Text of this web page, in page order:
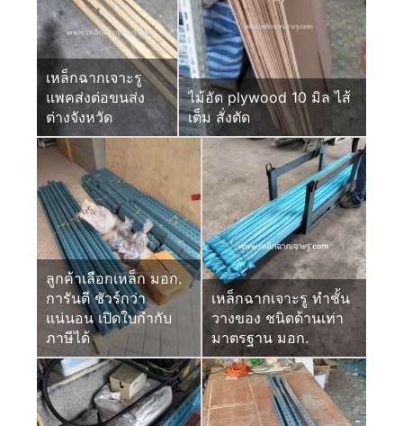
เหล็กฉากเจาะรู
แพคส่งต่อขนส่ง
ต่างจังหวัด
ไม้อัด plywood 10 มิล ไส้
เต็ม สั่งตัด
ลูกค้าเลือกเหล็ก มอก.
การันตี ชัวร์กว่า
แน่นอน เปิดใบกำกับ
ภาษีได้
เหล็กฉากเจาะรู ทำชั้น
วางของ ชนิดด้านเท่า
มาตรฐาน มอก.